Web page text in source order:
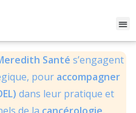
Santé s’engagent
pour accompagner
dans leur pratique et